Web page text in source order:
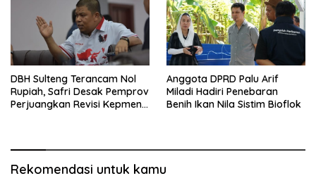
DBH Sulteng Terancam Nol
Rupiah, Safri Desak Pemprov
Perjuangkan Revisi Kepmen
Anggota DPRD Palu Arif
Miladi Hadiri Penebaran
Benih Ikan Nila Sistim Bioflok
Rekomendasi untuk kamu